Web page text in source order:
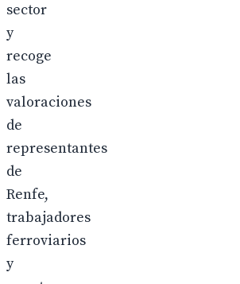
sector
y
recoge
las
valoraciones
de
representantes
de
Renfe,
trabajadores
ferroviarios
y